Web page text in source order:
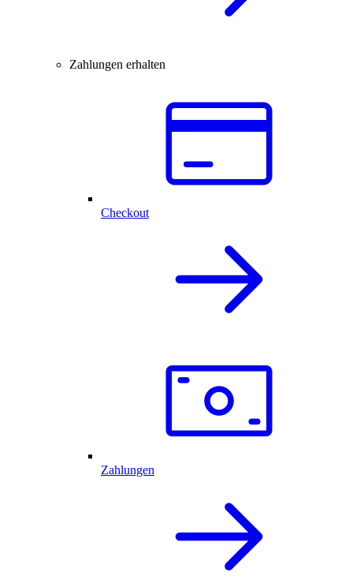
Zahlungen erhalten
Checkout
Zahlungen